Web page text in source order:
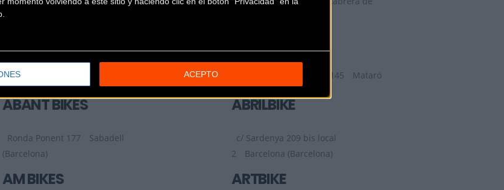
ACEPTO
Carrer de Romaní, 61 Ronda de la Republica 145
Mataró
ABANT BIKES
Ronda Ponent 177
Sabadell
(Barcelona)
ABRILBIKE
c/ Sardenya 209 bis local
2
Barcelona (Barcelona)
AM BIKES ARTBIKE